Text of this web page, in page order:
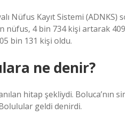
Nüfus Kayıt Sistemi
nüfus, 4 bin 734 kişi artarak
bin 131 kişi oldu.
ne denir?
hitap şekliydi.
geldi denirdi.